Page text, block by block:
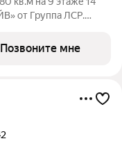
от Группа ЛСР.
и
В
Позвоните мне